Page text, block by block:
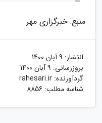
منبع: خبرگزاری مهر
انتشار: 9 آبان 1400
بروزرسانی: 9 آبان 1400
گردآورنده: rahesari.ir
شناسه مطلب: 8856